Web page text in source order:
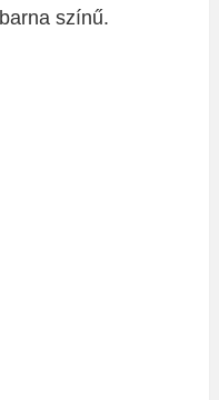
színű.